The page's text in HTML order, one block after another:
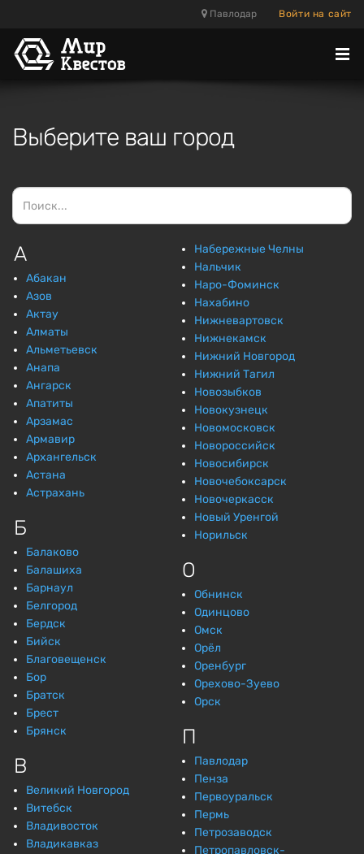
Павлодар Войти на сайт
Выберите ваш город
А
Абакан
Азов
Актау
Алматы
Альметьевск
Анапа
Ангарск
Апатиты
Арзамас
Армавир
Архангельск
Астана
Астрахань
Б
Балаково
Балашиха
Барнаул
Белгород
Бердск
Бийск
Благовещенск
Бор
Братск
Брест
Брянск
В
Великий Новгород
Витебск
Владивосток
Владикавказ
Набережные Челны
Нальчик
Наро-Фоминск
Нахабино
Нижневартовск
Нижнекамск
Нижний Новгород
Нижний Тагил
Новозыбков
Новокузнецк
Новомосковск
Новороссийск
Новосибирск
Новочебоксарск
Новочеркасск
Новый Уренгой
Норильск
О
Обнинск
Одинцово
Омск
Орёл
Оренбург
Орехово-Зуево
Орск
П
Павлодар
Пенза
Первоуральск
Пермь
Петрозаводск
Петропавловск-